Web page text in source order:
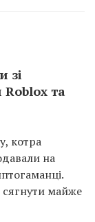
зі
та
котра
на
сягнути майже